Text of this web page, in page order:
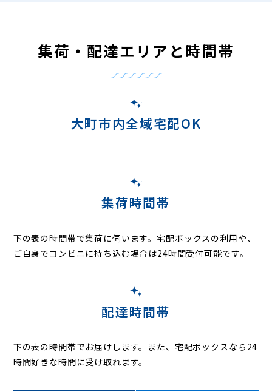
集荷・配達エリアと時間帯
大町市内全域宅配OK
集荷時間帯
下の表の時間帯で集荷に伺います。宅配ボックスの利用や、
ご自身でコンビニに持ち込む場合は24時間受付可能です。
配達時間帯
下の表の時間帯でお届けします。また、宅配ボックスなら24
時間好きな時間に受け取れます。